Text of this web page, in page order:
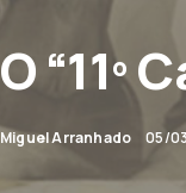
O “11º
Miguel Arranhado 05/